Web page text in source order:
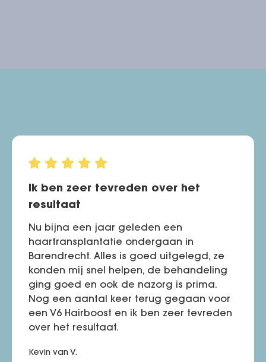
Ik ben zeer tevreden over het
resultaat
Nu bijna een jaar geleden een
haartransplantatie ondergaan in
Barendrecht. Alles is goed uitgelegd, ze
konden mij snel helpen, de behandeling
ging goed en ook de nazorg is prima.
Nog een aantal keer terug gegaan voor
een V6 Hairboost en ik ben zeer tevreden
over het resultaat.
Kevin van V.